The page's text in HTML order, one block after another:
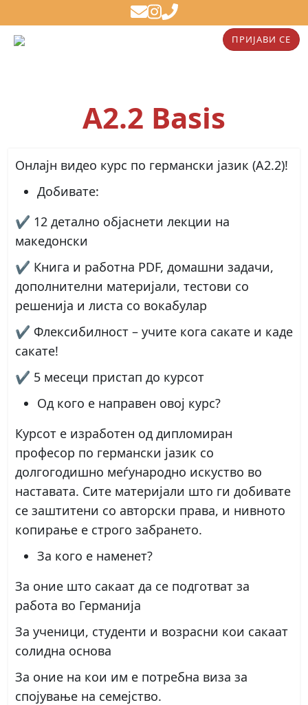
ПРИЈАВИ СЕ
A2.2 Basis
Онлајн видео курс по германски јазик (А2.2)!
Добивате:
✔ 12 детално објаснети лекции на
македонски
✔ Книга и работна PDF, домашни задачи,
дополнителни материјали, тестови со
решенија и листа со вокабулар
✔ Флексибилност – учите кога сакате и каде
сакате!
✔ 5 месеци пристап до курсот
Од кого е направен овој курс?
Курсот е изработен од дипломиран
професор по германски јазик со
долгогодишно меѓународно искуство во
наставата. Сите материјали што ги добивате
се заштитени со авторски права, и нивното
копирање е строго забрането.
За кого е наменет?
За оние што сакаат да се подготват за
работа во Германија
За ученици, студенти и возрасни кои сакаат
солидна основа
За оние на кои им е потребна виза за
спојување на семејство.